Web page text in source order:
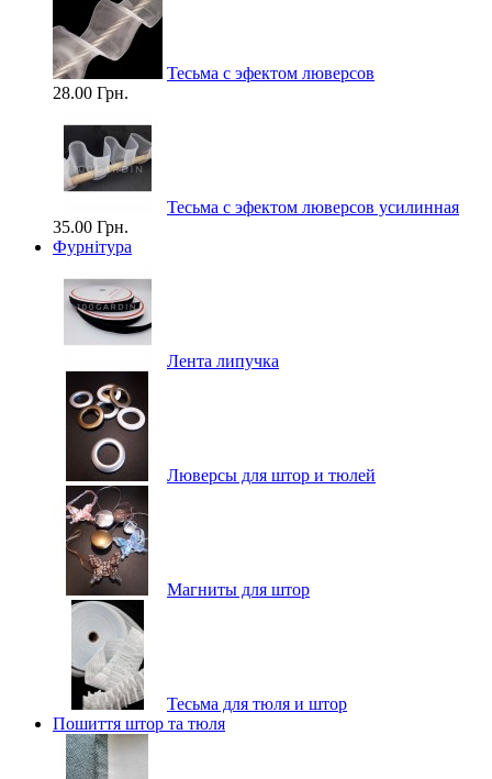
Тесьма с эфектом люверсов
28.00 Грн.
Тесьма с эфектом люверсов усилинная
35.00 Грн.
Фурнітура
Лента липучка
Люверсы для штор и тюлей
Магниты для штор
Тесьма для тюля и штор
Пошиття штор та тюля